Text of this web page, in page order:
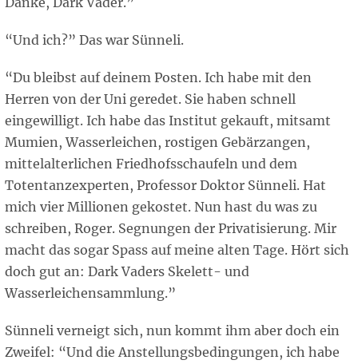
“Und ich?” Das war Sünneli.
“Du bleibst auf deinem Posten. Ich habe mit den
Herren von der Uni geredet. Sie haben schnell
eingewilligt. Ich habe das Institut gekauft, mitsamt
Mumien, Wasserleichen, rostigen Gebärzangen,
mittelalterlichen Friedhofsschaufeln und dem
Totentanzexperten, Professor Doktor Sünneli. Hat
mich vier Millionen gekostet. Nun hast du was zu
schreiben, Roger. Segnungen der Privatisierung. Mir
macht das sogar Spass auf meine alten Tage. Hört sich
doch gut an: Dark Vaders Skelett- und
Wasserleichensammlung.”
Sünneli verneigt sich, nun kommt ihm aber doch ein
Zweifel: “Und die Anstellungsbedingungen, ich habe